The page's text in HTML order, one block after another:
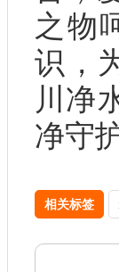
之物
识，
川净
净守
相关标签